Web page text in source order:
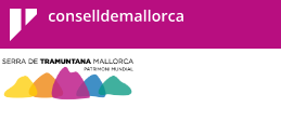
Consell de
Mallorca